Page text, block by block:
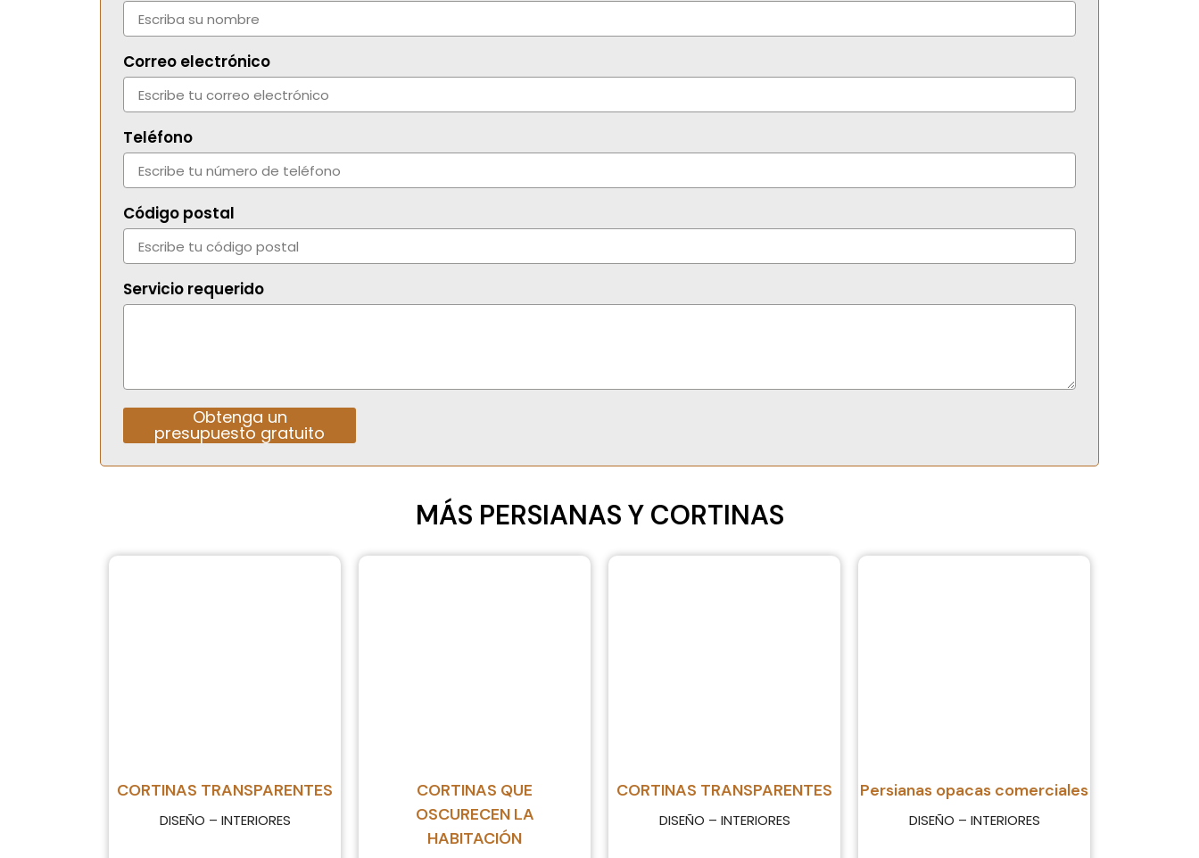
Correo electrónico
Teléfono
Código postal
Servicio requerido
Obtenga un
presupuesto gratuito
MÁS PERSIANAS Y CORTINAS
CORTINAS TRANSPARENTES
DISEÑO – INTERIORES
CORTINAS QUE
OSCURECEN LA
HABITACIÓN
CORTINAS TRANSPARENTES
DISEÑO – INTERIORES
Persianas opacas comerciales
DISEÑO – INTERIORES